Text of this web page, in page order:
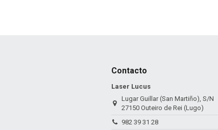
Contacto
Laser Lucus
Lugar Guillar (San Martiño), S/N
27150 Outeiro de Rei (Lugo)
982 39 31 28